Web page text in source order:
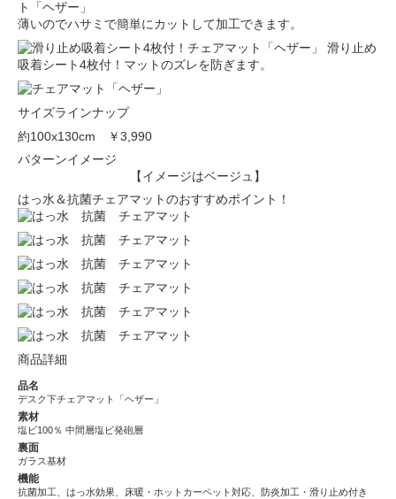
薄いのでハサミで簡単にカットして加工できます。
滑り止め
吸着シート4枚付！マットのズレを防ぎます。
サイズラインナップ
約100x130cm
￥3,990
パターンイメージ
【イメージはベージュ】
はっ水＆抗菌チェアマットのおすすめポイント！
商品詳細
品名
デスク下チェアマット「ヘザー」
素材
塩ビ100％ 中間層塩ビ発砲層
裏面
ガラス基材
機能
抗菌加工、はっ水効果、床暖・ホットカーペット対応、防炎加工・滑り止め付き